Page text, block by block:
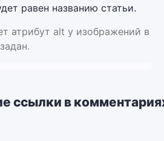
равен названию статьи.
атрибут alt у изображений в
ссылки в